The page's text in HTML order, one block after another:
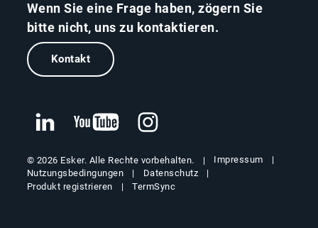
Wenn Sie eine Frage haben, zögern Sie
bitte nicht, uns zu kontaktieren.
Kontakt
© 2026 Esker. Alle Rechte vorbehalten.
Impressum
Nutzungsbedingungen
Datenschutz
Produkt registrieren
TermSync